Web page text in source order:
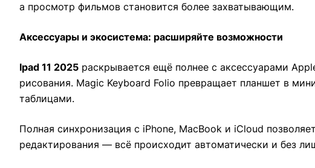
а просмотр фильмов становится более захватывающим.
Аксессуары и экосистема: расширяйте возможности
Ipad 11 2025 раскрывается ещё полнее с аксессуарами
рисования. Magic Keyboard Folio превращает планшет в
таблицами.
Полная синхронизация с iPhone, MacBook и iCloud
редактирования — всё происходит автоматически и без